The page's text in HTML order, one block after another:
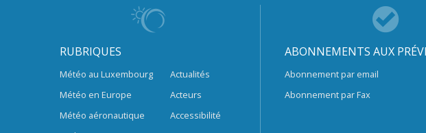
RUBRIQUES
Météo au Luxembourg
Météo en Europe
Météo aéronautique
Actualités
Acteurs
Accessibilité
ABONNEMENTS AUX
Abonnement par email
Abonnement par Fax